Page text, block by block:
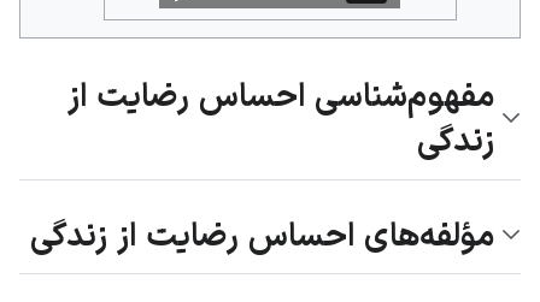
مفهوم‌شناسی احساس رضایت از
زندگی
مؤلفه‌های احساس رضایت از زندگی